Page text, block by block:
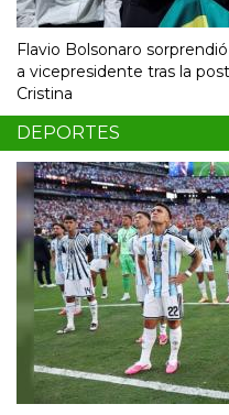
Flavio Bolsonaro
a vicepresidente tras la
Cristina
DEPORTES